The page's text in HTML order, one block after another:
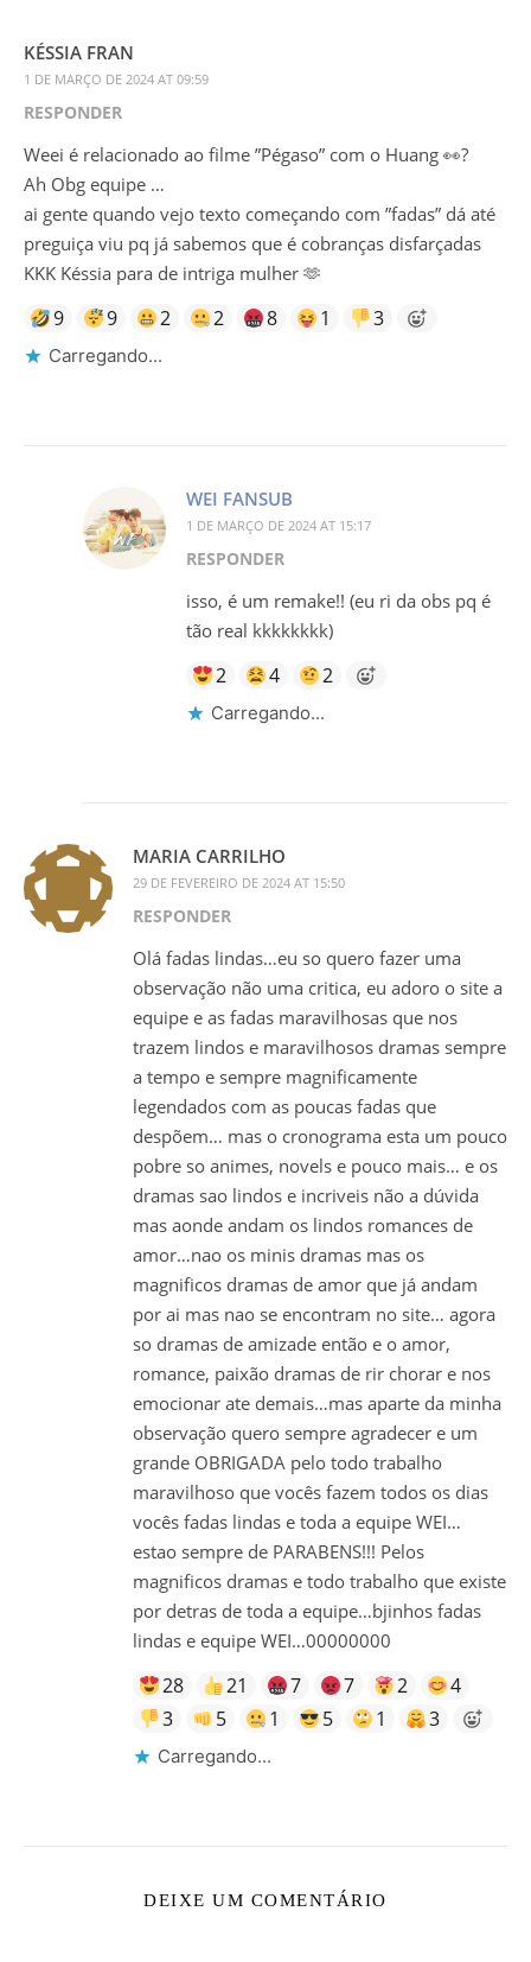
KÉSSIA FRAN
1 DE MARÇO DE 2024 AT 09:59
RESPONDER
Weei é relacionado ao filme ”Pégaso” com o Huang 👀?
Ah Obg equipe …
ai gente quando vejo texto começando com ”fadas” dá até
preguiça viu pq já sabemos que é cobranças disfarçadas
KKK Késsia para de intriga mulher 🫶
9 9 2 2 8 1 3
Carregando...
WEI FANSUB
1 DE MARÇO DE 2024 AT 15:17
RESPONDER
isso, é um remake!! (eu ri da obs pq é
tão real kkkkkkkk)
2 4 2
Carregando...
MARIA CARRILHO
29 DE FEVEREIRO DE 2024 AT 15:50
RESPONDER
Olá fadas lindas…eu so quero fazer uma
observação não uma critica, eu adoro o site a
equipe e as fadas maravilhosas que nos
trazem lindos e maravilhosos dramas sempre
a tempo e sempre magnificamente
legendados com as poucas fadas que
despõem… mas o cronograma esta um pouco
pobre so animes, novels e pouco mais… e os
dramas sao lindos e incriveis não a dúvida
mas aonde andam os lindos romances de
amor…nao os minis dramas mas os
magnificos dramas de amor que já andam
por ai mas nao se encontram no site… agora
so dramas de amizade então e o amor,
romance, paixão dramas de rir chorar e nos
emocionar ate demais…mas aparte da minha
observação quero sempre agradecer e um
grande OBRIGADA pelo todo trabalho
maravilhoso que vocês fazem todos os dias
vocês fadas lindas e toda a equipe WEI…
estao sempre de PARABENS!!! Pelos
magnificos dramas e todo trabalho que existe
por detras de toda a equipe…bjinhos fadas
lindas e equipe WEI…00000000
28 21 7 7 2
4
3
5 1 5 1 3
Carregando...
DEIXE UM COMENTÁRIO